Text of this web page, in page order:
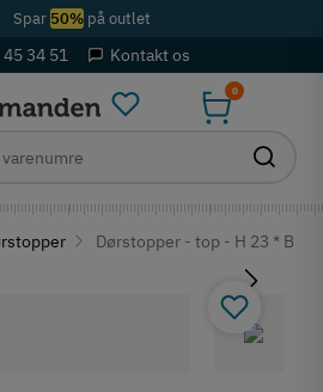
Spar 50%på outlet
34 51 Kontakt os
0
Dørstopper - top - H 23 * B 63